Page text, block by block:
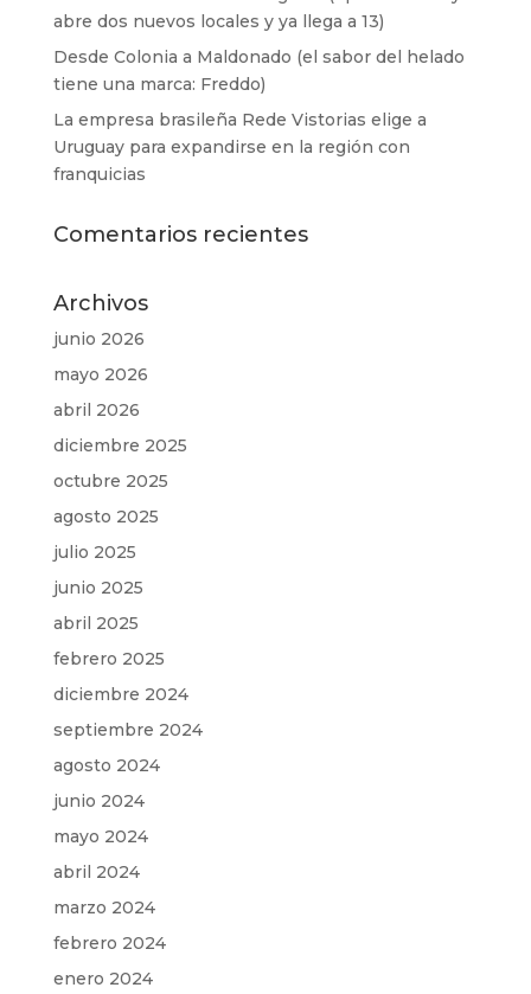
abre dos nuevos locales y ya llega a 13)
Desde Colonia a Maldonado (el sabor del helado
tiene una marca: Freddo)
La empresa brasileña Rede Vistorias elige a
Uruguay para expandirse en la región con
franquicias
Comentarios recientes
Archivos
junio 2026
mayo 2026
abril 2026
diciembre 2025
octubre 2025
agosto 2025
julio 2025
junio 2025
abril 2025
febrero 2025
diciembre 2024
septiembre 2024
agosto 2024
junio 2024
mayo 2024
abril 2024
marzo 2024
febrero 2024
enero 2024